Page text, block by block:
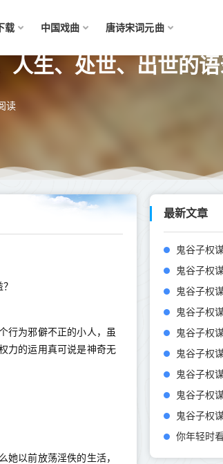
载 中国戏曲 唐诗宋词元曲
人生、处世、出世的
读
行为邪僻不正的小人，虽
力的运用真可说是神奇无
以前放荡淫佚的生活，
最新文章